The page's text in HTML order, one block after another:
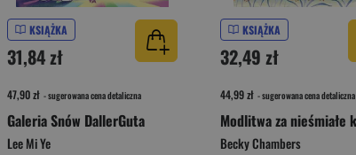
KSIĄŻKA
31,84 zł
47,90 zł - sugerowana cena detaliczna
Galeria Snów DallerGuta
Lee Mi Ye
KSIĄŻKA
32,49 zł
44,99 zł - sugerowana cena detaliczna
Becky Chambers